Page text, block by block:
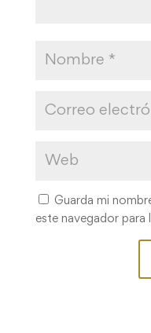
Guarda mi
este navegador para